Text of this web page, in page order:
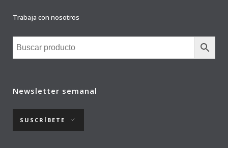
Trabaja con nosotros
Newsletter semanal
SUSCRÍBETE